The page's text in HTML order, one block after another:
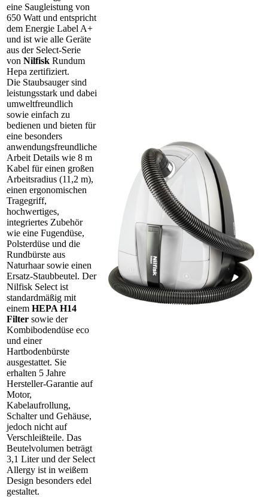
eine Saugleistung von
650 Watt und entspricht
dem Energie Label A+
und ist wie alle Geräte
aus der Select-Serie
von Nilfisk Rundum
Hepa zertifiziert.
Die Staubsauger sind
leistungsstark und dabei
umweltfreundlich
sowie einfach zu
bedienen und bieten für
eine besonders
anwendungsfreundliche
Arbeit Details wie 8 m
Kabel für einen großen
Arbeitsradius (11,2 m),
einen ergonomischen
Tragegriff,
hochwertiges,
integriertes Zubehör
wie eine Fugendüse,
Polsterdüse und die
Rundbürste aus
Naturhaar sowie einen
Ersatz-Staubbeutel. Der
Nilfisk Select ist
standardmäßig mit
einem HEPA H14
Filter sowie der
Kombibodendüse eco
und einer
Hartbodenbürste
ausgestattet. Sie
erhalten 5 Jahre
Hersteller-Garantie auf
Motor,
Kabelaufrollung,
Schalter und Gehäuse,
jedoch nicht auf
Verschleißteile. Das
Beutelvolumen beträgt
3,1 Liter und der Select
Allergy ist in weißem
Design besonders edel
gestaltet.